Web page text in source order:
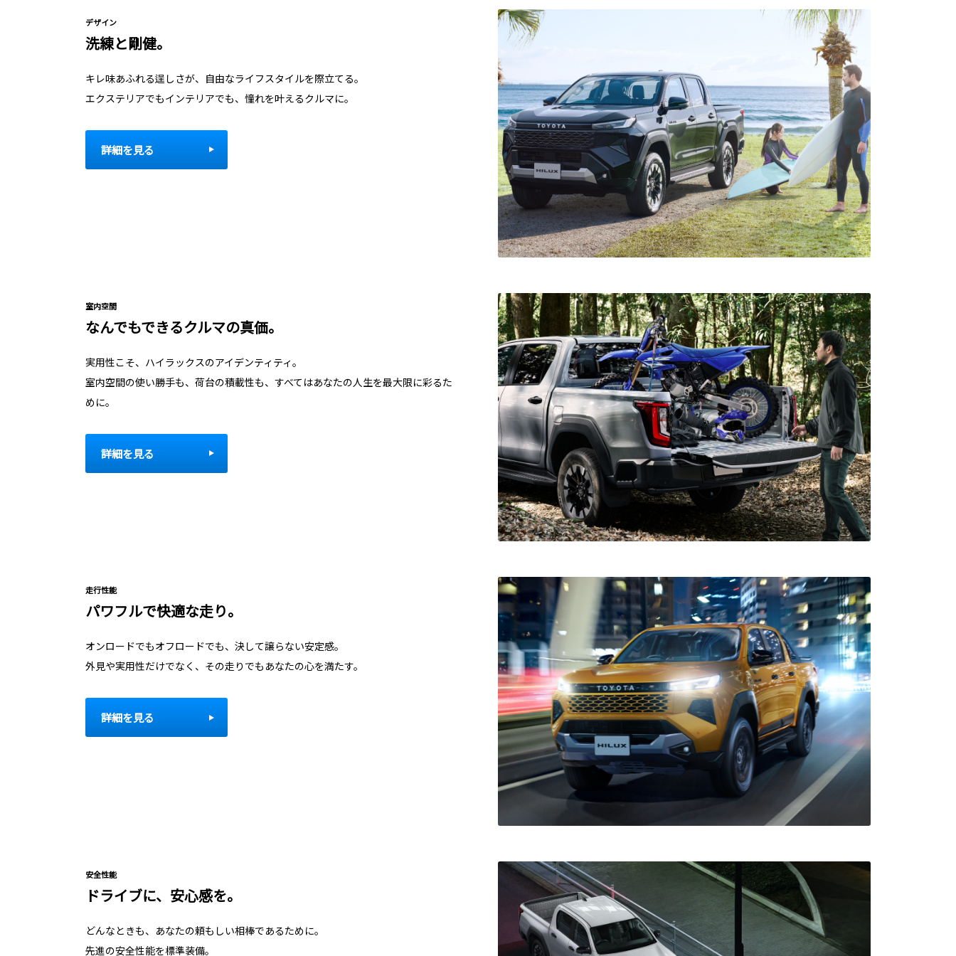
デザイン
洗練と剛健。
キレ味あふれる逞しさが、自由なライフスタイルを際立てる。
エクステリアでもインテリアでも、憧れを叶えるクルマに。
詳細を見る
室内空間
なんでもできるクルマの真価。
実用性こそ、ハイラックスのアイデンティティ。
室内空間の使い勝手も、荷台の積載性も、すべてはあなたの人生を最大限に彩るた
めに。
詳細を見る
走行性能
パワフルで快適な走り。
オンロードでもオフロードでも、決して譲らない安定感。
外見や実用性だけでなく、その走りでもあなたの心を満たす。
詳細を見る
安全性能
ドライブに、安心感を。
どんなときも、あなたの頼もしい相棒であるために。
先進の安全性能を標準装備。